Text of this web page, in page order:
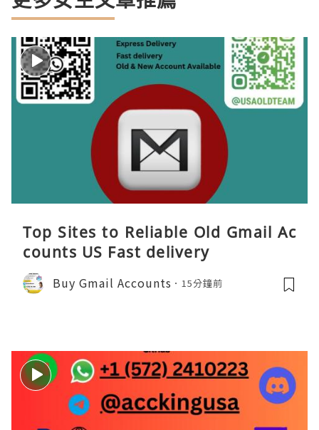
Top Sites to Reliable Old Gmail Ac
counts US Fast delivery
Buy Gmail Accounts 15分鐘前